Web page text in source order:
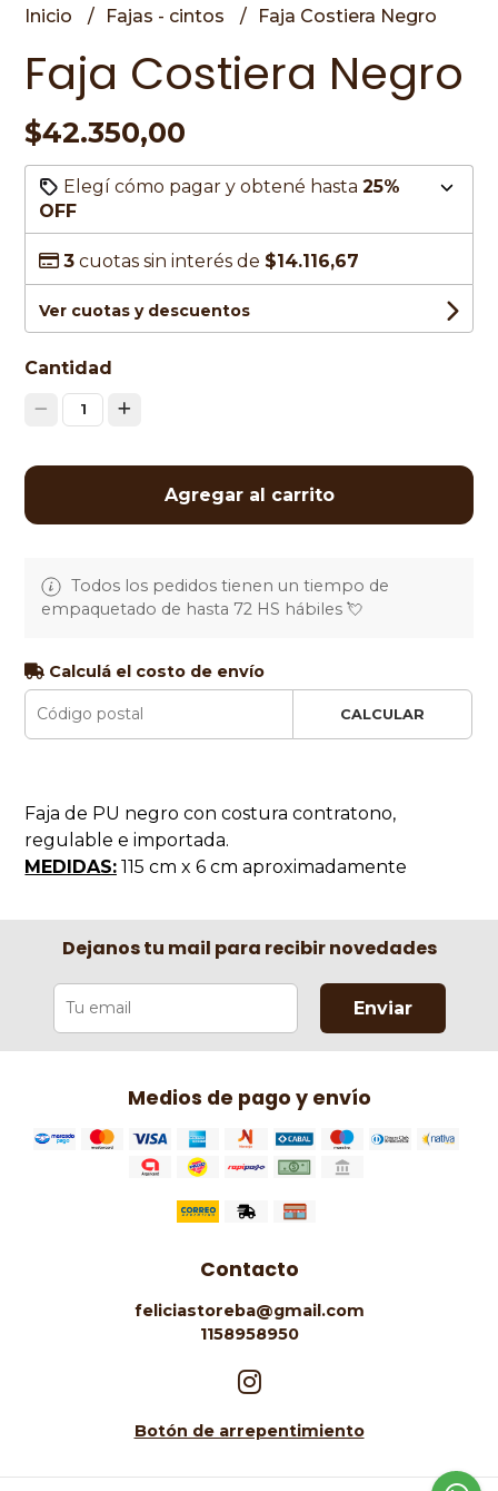
Inicio Fajas - cintos Faja Costiera Negro
Faja Costiera Negro
$42.350,00
Elegí cómo pagar y obtené hasta25%
OFF
3 cuotas sin interés de $14.116,67
Ver cuotas y descuentos
Cantidad
1
Agregar al carrito
Todos los pedidos tienen un tiempo de
empaquetado de hasta 72 HS hábiles 💘
Calculá el costo de envío
CALCULAR
Faja de PU negro con costura contratono,
regulable e importada.
MEDIDAS: 115 cm x 6 cm aproximadamente
Dejanos tu mail para recibir novedades
Enviar
Medios de pago y envío
Contacto
feliciastoreba@gmail.com
1158958950
Botón de arrepentimiento